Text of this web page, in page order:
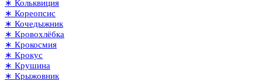
∗ Кольквиция
∗ Кореопсис
∗ Кочедыжник
∗ Кровохлёбка
∗ Крокосмия
∗ Крокус
∗ Крушина
∗ Крыжовник